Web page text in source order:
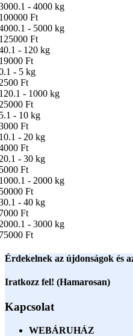
- 4000 kg
Ft
- 5000 kg
Ft
- 120 kg
Ft
- 5 kg
Ft
- 1000 kg
Ft
- 10 kg
Ft
- 20 kg
Ft
- 30 kg
Ft
- 2000 kg
Ft
- 40 kg
Ft
- 3000 kg
Ft
Érdekelnek az újdonságok és
Iratkozz fel! (Hamarosan)
Kapcsolat
WEBÁRUHÁZ